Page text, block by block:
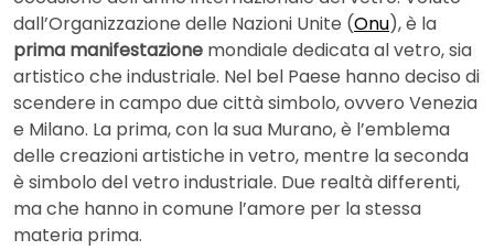
dall’Organizzazione delle Nazioni Unite (Onu), è la
prima manifestazione mondiale dedicata al vetro, sia
artistico che industriale. Nel bel Paese hanno deciso di
scendere in campo due città simbolo, ovvero Venezia
e Milano. La prima, con la sua Murano, è l’emblema
delle creazioni artistiche in vetro, mentre la seconda
è simbolo del vetro industriale. Due realtà differenti,
ma che hanno in comune l’amore per la stessa
materia prima.